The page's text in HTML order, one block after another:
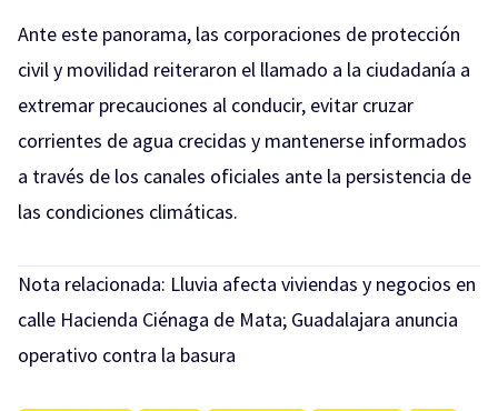
Ante este panorama, las corporaciones de protección
civil y movilidad reiteraron el llamado a la ciudadanía a
extremar precauciones al conducir, evitar cruzar
corrientes de agua crecidas y mantenerse informados
a través de los canales oficiales ante la persistencia de
las condiciones climáticas.
Nota relacionada: Lluvia afecta viviendas y negocios en
calle Hacienda Ciénaga de Mata; Guadalajara anuncia
operativo contra la basura